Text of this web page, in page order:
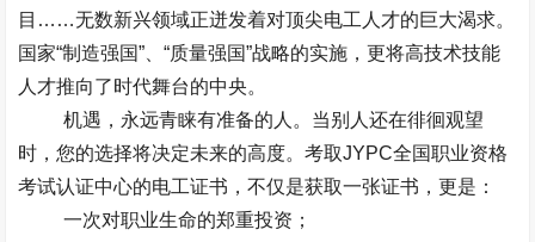
目……无数新兴领域正迸发着对顶尖电工人才的巨大渴求。
国家“制造强国”、“质量强国”战略的实施，更将高技术技能
人才推向了时代舞台的中央。
机遇，永远青睐有准备的人。当别人还在徘徊观望
时，您的选择将决定未来的高度。考取JYPC全国职业资格
考试认证中心的电工证书，不仅是获取一张证书，更是：
一次对职业生命的郑重投资；